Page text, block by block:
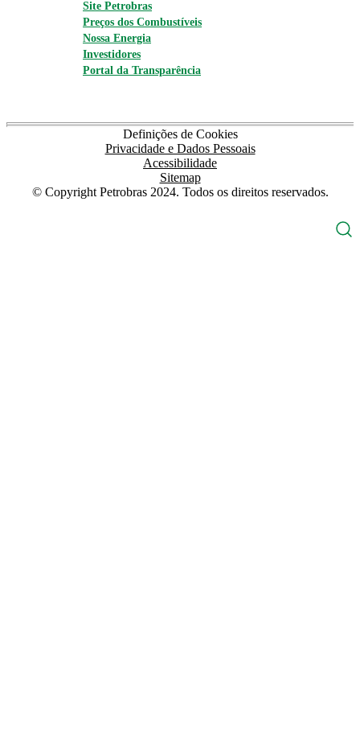
Site Petrobras
Preços dos Combustíveis
Nossa Energia
Investidores
Portal da Transparência
Definições de Cookies
Privacidade e Dados Pessoais
Acessibilidade
Sitemap
© Copyright Petrobras 2024. Todos os direitos reservados.